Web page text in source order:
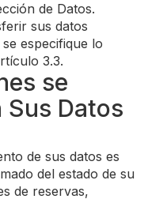
de Datos.
sus datos
especifique lo
3.3.
se
Sus Datos
de sus datos es
del estado de su
de reservas,